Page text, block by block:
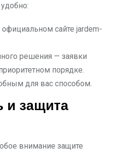
официальном сайте jardem-
решения — заявки
порядке.
для вас способом.
и защита
внимание защите